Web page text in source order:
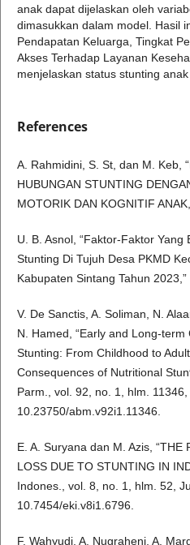
anak dapat dijelaskan oleh
dimasukkan dalam model. Hasil
Pendapatan Keluarga, Tingkat
Akses Terhadap Layanan
menjelaskan status stunting anak
References
A. Rahmidini, S. St, dan M. Keb,
HUBUNGAN STUNTING
MOTORIK DAN KOGNITIF
U. B. Asnol, “Faktor-Faktor
Stunting Di Tujuh Desa PKMD
Kabupaten Sintang Tahun 2023,”
V. De Sanctis, A. Soliman, N.
N. Hamed, “Early and Long-
Stunting: From Childhood to
Consequences of Nutritional
Parm., vol. 92, no. 1, hlm.
10.23750/abm.v92i1.11346.
E. A. Suryana dan M. Azis, “THE
LOSS DUE TO STUNTING IN
Indones., vol. 8, no. 1, hlm. 52,
10.7454/eki.v8i1.6796.
F. Wahyudi, A. Nugraheni, A.